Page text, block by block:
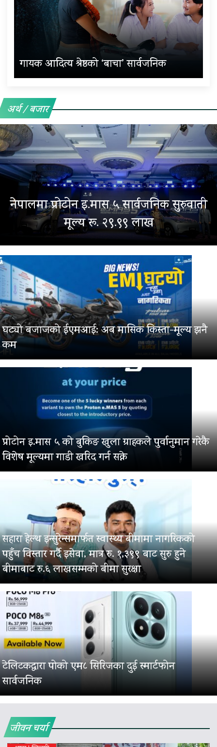
गायक आदित्य श्रेष्ठको ‘बाचा’ सार्वजनिक
अर्थ / बजार
नेपालमा प्रोटोन इ.मास ५ सार्वजनिक सुरुवाती
मूल्य रू. २९.९९ लाख
घट्यो बजाजको ईएमआई: अब मासिक किस्ता-मूल्य झनै
कम
प्रोटोन इ.मास ५ को बुकिङ खुला ग्राहकले पुर्वानुमान गरेकै
विशेष मूल्यमा गाडी खरिद गर्न सक्ने
सहारा हेल्थ इन्सुरेन्समार्फत स्वास्थ्य बीमामा नागरिकको
पहुँच विस्तार गर्दै इसेवा, मात्र रु. १,३९९ बाट सुरु हुने
बीमाबाट रु.६ लाखसम्मको बीमा सुरक्षा
टेलिटकद्वारा पोको एम८ सिरिजका दुई स्मार्टफोन
सार्वजनिक
जीवन चर्या